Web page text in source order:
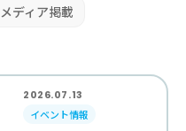
メディア掲載
2026.07.13
イベント情報